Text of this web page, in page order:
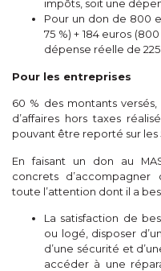
impôts, soit une
Pour un don de 800
75 %) + 184 euros
dépense réelle de
Pour les entreprises
60 % des montants
d’affaires hors taxes
pouvant être reporté sur les
En faisant un don au
concrets
toute l’attention dont il a
La satisfaction de
ou logé, disposer
d’une sécurité et
accéder à une